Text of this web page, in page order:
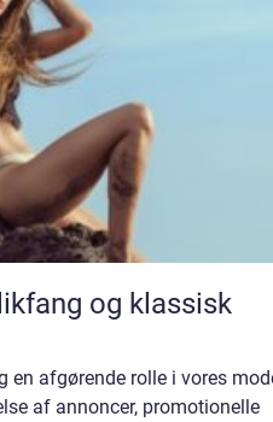
en afgørende rolle i vores
af annoncer, promotionelle